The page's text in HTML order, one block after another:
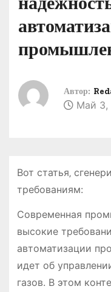
Автор:
Май 3,
Вот статья‚
требованиям:
Современная
высокие
автоматизации
идет об
газов. В этом